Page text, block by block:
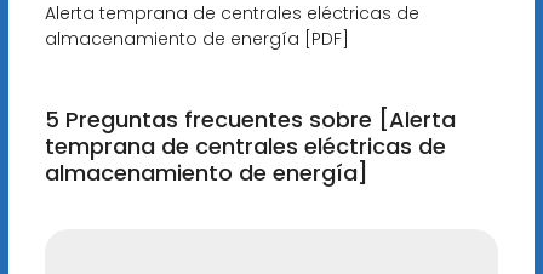
Alerta temprana de centrales eléctricas de
almacenamiento de energía [PDF]
5 Preguntas frecuentes sobre [Alerta
temprana de centrales eléctricas de
almacenamiento de energía]